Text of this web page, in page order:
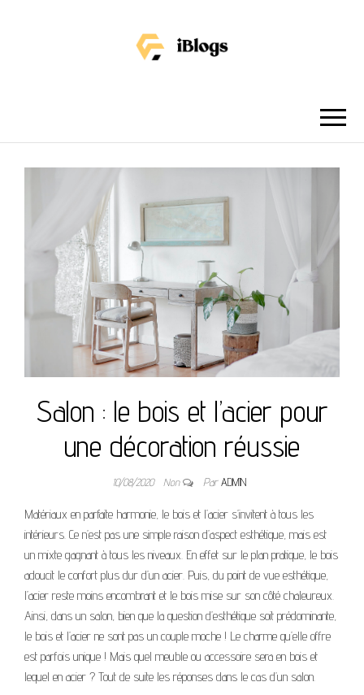
Salon : le bois et l’acier pour
une décoration réussie
10/08/2020 Non ParADMIN
Matériaux en parfaite harmonie, le bois et l’acier s’invitent à tous les
intérieurs. Ce n’est pas une simple raison d’aspect esthétique, mais est
un mixte gagnant à tous les niveaux. En effet sur le plan pratique, le bois
adoucit le confort plus dur d’un acier. Puis, du point de vue esthétique,
l’acier reste moins encombrant et le bois mise sur son côté chaleureux.
Ainsi, dans un salon, bien que la question d’esthétique soit prédominante,
le bois et l’acier ne sont pas un couple moche ! Le charme qu’elle offre
est parfois unique ! Mais quel meuble ou accessoire sera en bois et
lequel en acier ? Tout de suite les réponses dans le cas d’un salon.